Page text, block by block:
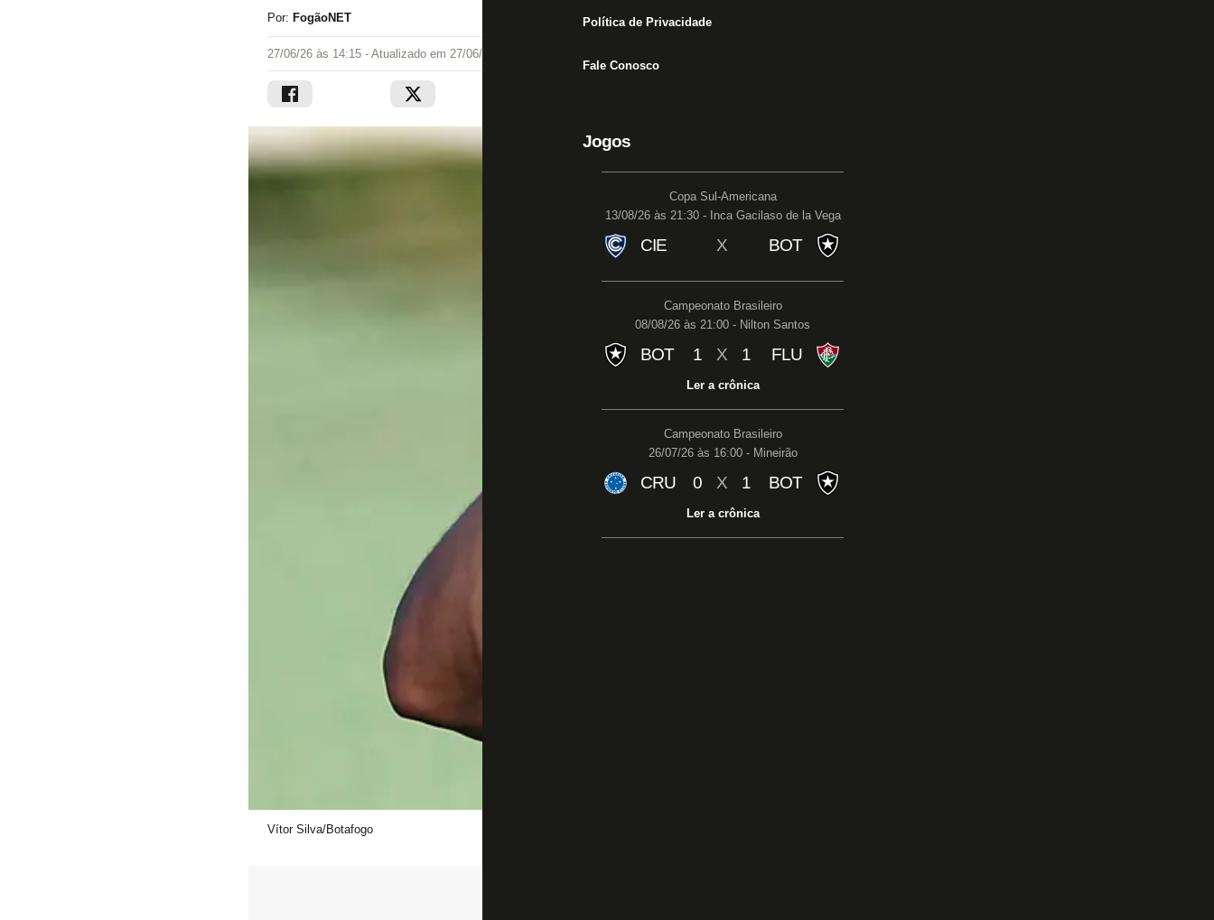
Política de Privacidade
Fale Conosco
Jogos
Copa Sul-Americana
13/08/26 às 21:30 - Inca Gacilaso de la Vega
CIE X BOT
Campeonato Brasileiro
08/08/26 às 21:00 - Nilton Santos
BOT 1 X 1 FLU
Ler a crônica
Campeonato Brasileiro
26/07/26 às 16:00 - Mineirão
CRU 0 X 1 BOT
Ler a crônica
Por: FogãoNET
27/06/26 às 14:15 - Atualizado em 27/06/26 às 17:23
Vítor Silva/Botafogo